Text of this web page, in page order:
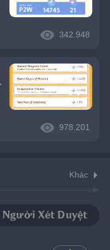
342.948
978.201
Khác
Người Xét Duyệt